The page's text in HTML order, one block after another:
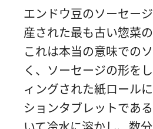
エンドウ豆のソーセー
産された最も古い惣菜の
これは本当の意味での
く、ソーセージの形を
ィングされた紙ロール
ションタブレットであ